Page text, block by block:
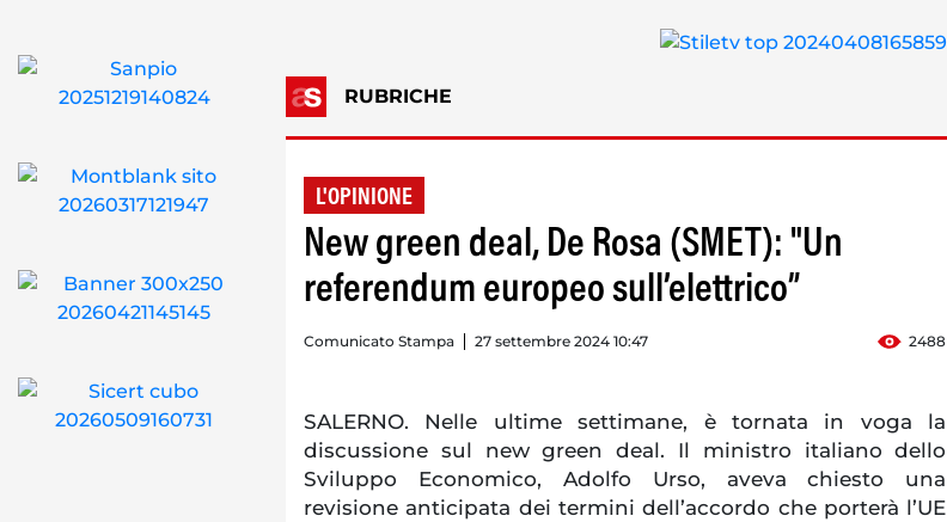
RUBRICHE
L'OPINIONE
New green deal, De Rosa (SMET): "Un
referendum europeo sull’elettrico”
Comunicato Stampa 27 settembre 2024 10:47 2488
SALERNO. Nelle ultime settimane, è tornata in voga la
discussione sul new green deal. Il ministro italiano dello
Sviluppo Economico, Adolfo Urso, aveva chiesto una
revisione anticipata dei termini dell’accordo che porterà l’UE